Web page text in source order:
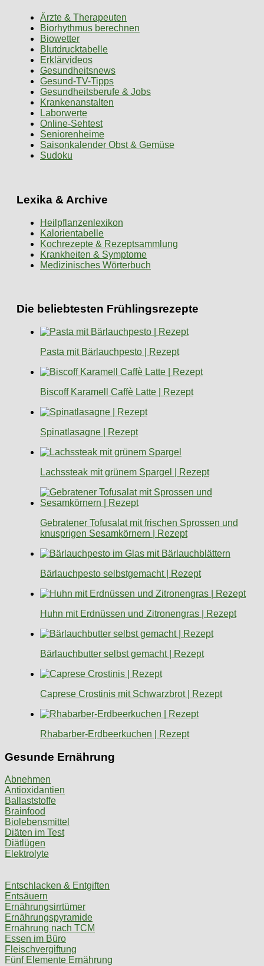
Ärzte & Therapeuten
Biorhythmus berechnen
Biowetter
Blutdrucktabelle
Erklärvideos
Gesundheitsnews
Gesund-TV-Tipps
Gesundheitsberufe & Jobs
Krankenanstalten
Laborwerte
Online-Sehtest
Seniorenheime
Saisonkalender Obst & Gemüse
Sudoku
Lexika & Archive
Heilpflanzenlexikon
Kalorientabelle
Kochrezepte & Rezeptsammlung
Krankheiten & Symptome
Medizinisches Wörterbuch
Die beliebtesten Frühlingsrezepte
Pasta mit Bärlauchpesto | Rezept
Biscoff Karamell Caffè Latte | Rezept
Spinatlasagne | Rezept
Lachssteak mit grünem Spargel | Rezept
Gebratener Tofusalat mit frischen Sprossen und
knusprigen Sesamkörnern | Rezept
Bärlauchpesto selbstgemacht | Rezept
Huhn mit Erdnüssen und Zitronengras | Rezept
Bärlauchbutter selbst gemacht | Rezept
Caprese Crostinis mit Schwarzbrot | Rezept
Rhabarber-Erdbeerkuchen | Rezept
Gesunde Ernährung
Abnehmen
Antioxidantien
Ballaststoffe
Brainfood
Biolebensmittel
Diäten im Test
Diätlügen
Elektrolyte
Entschlacken & Entgiften
Entsäuern
Ernährungsirrtümer
Ernährungspyramide
Ernährung nach TCM
Essen im Büro
Fleischvergiftung
Fünf Elemente Ernährung